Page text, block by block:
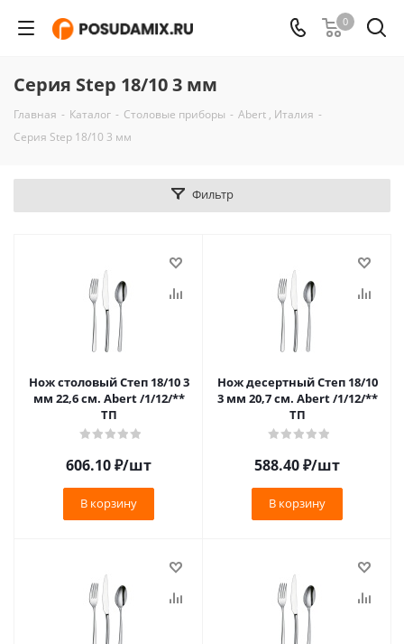
0
Серия Step 18/10 3 мм
Главная - Каталог - Столовые приборы - Abert , Италия -
Серия Step 18/10 3 мм
Фильтр
Нож столовый Степ 18/10 3
мм 22,6 см. Abert /1/12/**
ТП
606.10₽/шт
В корзину
Нож десертный Степ 18/10
3 мм 20,7 см. Abert /1/12/**
ТП
588.40₽/шт
В корзину